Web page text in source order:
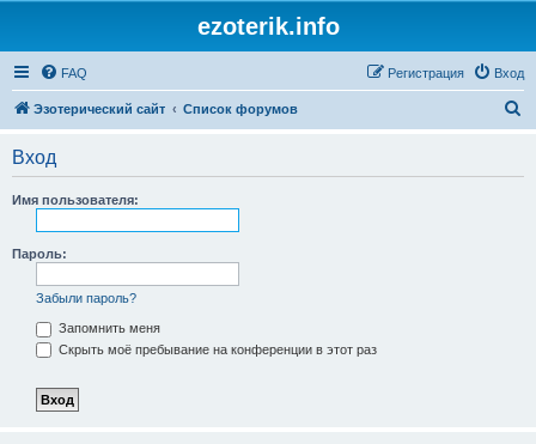
ezoterik.info
FAQ Вход
Регистрация
Эзотерический сайт Список форумов
Вход
Имя пользователя:
Пароль:
Забыли пароль?
Запомнить меня
Скрыть моё пребывание на конференции в этот раз